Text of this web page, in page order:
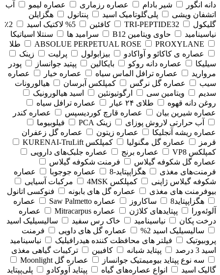
دانه انگور
شیر بادام عصاره رزماری عصاره لیمو
آب
اتشفان ویشی
پلی‌گلوتامیک اسید پنتانول
هگزایلن
گلیکول
TRI-PEPTIDE32 کافئین 5% لاکتیک اسید
2٪
نیاسینامید
حاوی ویتامین B12 سرامید ها
سنتلا اسیاتیکا
ABSOLUE PERPETUAL ROSE
PROXYLANE
طلا
عصاره ی کاکائو و آواکادو
بیزابولول پرلیت
زینک
سیلیکا
عصاره دانه روکو بایکالین پپتید جوانساز
پودر
مروارید
عصاره ترافل الماس سیاه عصاره خیار
عصاره
سیب
عصاره گل نرگس کمپلکس آبرسان
هیالورونات
سدیم
ویتامین سی ارگوتیونئین
اسید هیالورونیک
روغن دانه قهوه
طلای ۲۴ عیار
عصاره ترافل سیاه
عصاره شیرین بیان
عصاره قارچ کوردیسپس
عصاره کندر
آب حرارتی لاروش پوزای
زینک PCA
فیلوبیوما
عصاره ریشه آنجلیکا
عصاره زیتون
عصاره گل زعفران
قرمز
عصاره گل مگنولیا
کمپلکس KURENAI-TruLift
کمپلکس VP8
عصاره برنج
عصاره جلبک‌های دارویی
عصاره گل شکوفه گیلاس
فرمنت شکوفه گیلاس
فرمنت‌های مغذی
هگزاپپتاید-8 عصاره جوجوبا
عصاره
شکوفه گیلاس ژاپنی
کمپلکس 4MSK
مرکبات آسیایی
بیوفرمنت های مغذی
عصاره گل های بابونه
فنوکسی اتانول
هگزاپپتاید8
ساکاروز عصاره Saw Palmetto
عصاره
آلوئه‌ورا
پپتایدهای کلاژن عصاره Mitracarpus
عصاره
درخت پکان
نیاسینامید خاک رس سفید
سالیسیلیک اسید
سالیسیلیک اسید 2%
عصاره گل های داویی
فرمنت
پروبیوتیک
فیلتر های محافظت کننده هیدرافیلیک
نیاسینامید
اسید 3 درصد
پپتاید شبانه کافیین
ترکیبات گیاهی مغذی
سه نوع پپتاید بیومیمتیک جوانساز
عصاره گل Moonlight
گالیک اسید
انواع عصاره‌های گیاه پپتاید آووکادو
پلی‌پپتاید